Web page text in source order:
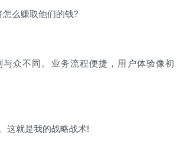
么赚取他们的钱?
众不同。业务流程便捷，用户体验像初
这就是我的战略战术!